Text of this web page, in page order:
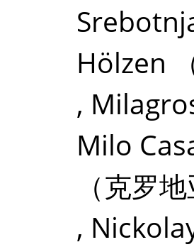
Hölzen
,
Milo
（克罗地
,